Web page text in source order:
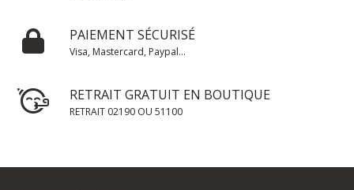
PAIEMENT SÉCURISÉ
Visa, Mastercard, Paypal...
RETRAIT GRATUIT EN BOUTIQUE
RETRAIT 02190 OU 51100